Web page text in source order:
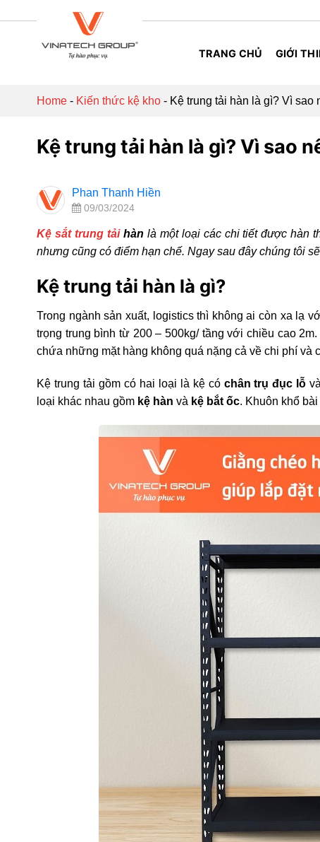
TRANG CHỦ GIỚI
Home - Kiến thức kệ kho - Kệ trung tải hàn là gì? Vì sao
Kệ trung tải hàn là gì? Vì sao
Phan Thanh Hiền
09/03/2024
Kệ sắt trung tảihàn là một loại các chi tiết được hàn
nhưng cũng có điểm hạn chế. Ngay sau đây chúng tôi
Kệ trung tải hàn là gì?
Trong ngành sản xuất, logistics thì không ai còn xa lạ
trọng trung bình từ 200 – 500kg/ tầng với chiều cao
chứa những mặt hàng không quá nặng cả về chi phí và
Kệ trung tải gồm có hai loại là kệ có chân trụ đục lỗ
loại khác nhau gồm kệ hàn và kệ bắt ốc. Khuôn khổ